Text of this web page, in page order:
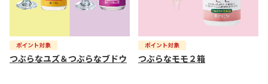
つぶらなユズ＆つぶらなブドウ つぶらなモモ２箱